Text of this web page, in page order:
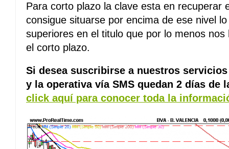
Para corto plazo la clave esta en recuperar
consigue situarse por encima de ese nivel
superiores en el titulo que por lo menos
el corto plazo.
Si desea suscribirse a nuestros
y la operativa vía SMS quedan 2 días de
click aquí para conocer toda la